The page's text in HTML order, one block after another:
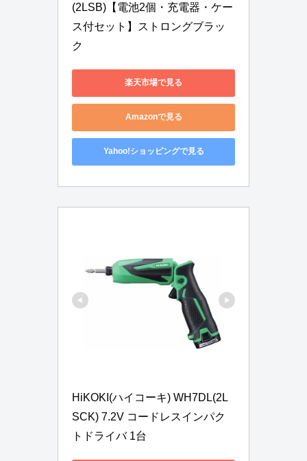
(2LSB)【電池2個・充電器・ケー
ス付セット】ストロングブラッ
ク
楽天市場で見る
Amazonで見る
Yahoo!ショッピングで見る
HiKOKI(ハイコーキ) WH7DL(2L
SCK) 7.2V コードレスインパク
トドライバ 1台